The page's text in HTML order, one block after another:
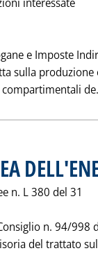
e Imposte
sulla produzione
n. L 380 del 31
n. 94/998
del trattato